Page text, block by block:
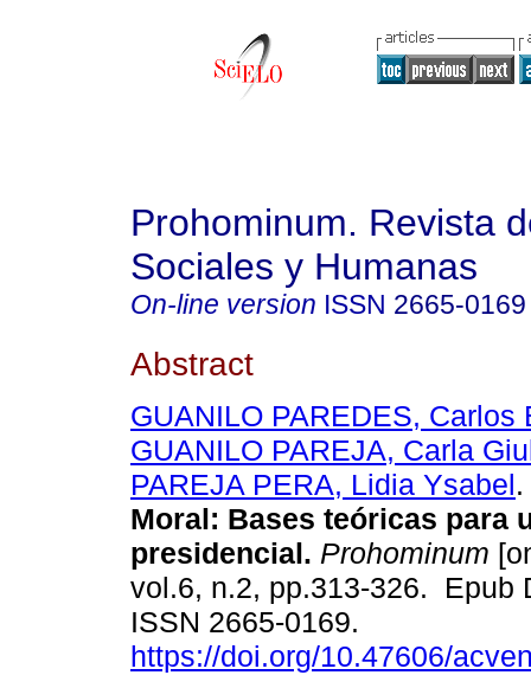
Prohominum. Revista
Sociales y Humanas
On-line version ISSN 2665-0169
Abstract
GUANILO PAREDES, Carlos
GUANILO PAREJA, Carla
PAREJA PERA, Lidia Ysabel.
Moral: Bases teóricas para
presidencial. Prohominum
vol.6, n.2, pp.313-326. Epub
ISSN 2665-0169.
https://doi.org/10.47606/